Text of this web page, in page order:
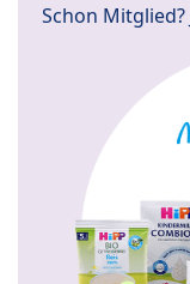
Schon Mitglied?